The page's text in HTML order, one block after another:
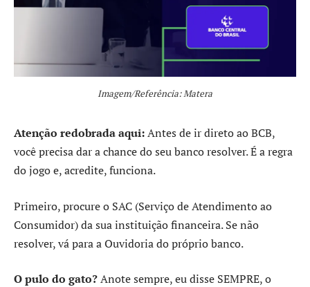
Imagem/Referência: Matera
Atenção redobrada aqui:Antes de ir direto ao BCB,
você precisa dar a chance do seu banco resolver. É a regra
do jogo e, acredite, funciona.
Primeiro, procure o SAC (Serviço de Atendimento ao
Consumidor) da sua instituição financeira. Se não
resolver, vá para a Ouvidoria do próprio banco.
O pulo do gato?Anote sempre, eu disse SEMPRE, o